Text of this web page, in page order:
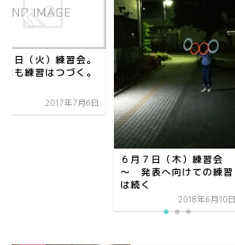
日（火）練習会。
も練習はつづく。
2017年7月6日
６月７日（木）練習会
～ 発表へ向けての練習
は続く
2018年6月10日